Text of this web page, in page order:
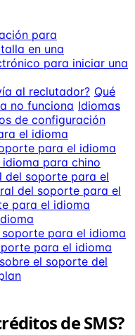
para
en una
para iniciar una
al reclutador? Qué
no funciona Idiomas
de configuración
el idioma
para el idioma
idioma para chino
del soporte para el
del soporte para el
para el idioma
para el idioma
para el idioma
el soporte del
de SMS?